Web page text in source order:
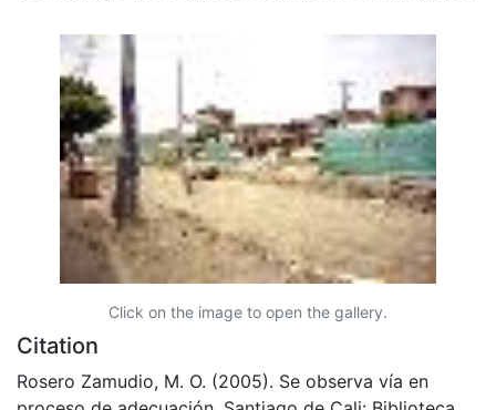
Click on the image to open the gallery.
Citation
Rosero Zamudio, M. O. (2005). Se observa vía en